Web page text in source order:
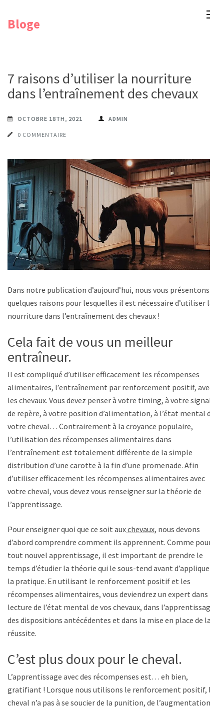
Bloge
7 raisons d’utiliser la nourriture
dans l’entraînement des chevaux
OCTOBRE 18TH, 2021 ADMIN
0 COMMENTAIRE
Dans notre publication d’aujourd’hui, nous vous présentons
quelques raisons pour lesquelles il est nécessaire d’utiliser la
nourriture dans l’entraînement des chevaux !
Cela fait de vous un meilleur
entraîneur.
Il est compliqué d’utiliser efficacement les récompenses
alimentaires, l’entraînement par renforcement positif, avec
les chevaux. Vous devez penser à votre timing, à votre signal
de repère, à votre position d’alimentation, à l’état mental de
votre cheval… Contrairement à la croyance populaire,
l’utilisation des récompenses alimentaires dans
l’entraînement est totalement différente de la simple
distribution d’une carotte à la fin d’une promenade. Afin
d’utiliser efficacement les récompenses alimentaires avec
votre cheval, vous devez vous renseigner sur la théorie de
l’apprentissage.
Pour enseigner quoi que ce soit auxchevaux, nous devons
d’abord comprendre comment ils apprennent. Comme pour
tout nouvel apprentissage, il est important de prendre le
temps d’étudier la théorie qui le sous-tend avant d’appliquer
la pratique. En utilisant le renforcement positif et les
récompenses alimentaires, vous deviendrez un expert dans la
lecture de l’état mental de vos chevaux, dans l’apprentissage
des dispositions antécédentes et dans la mise en place de la
réussite.
C’est plus doux pour le cheval.
L’apprentissage avec des récompenses est… eh bien,
gratifiant ! Lorsque nous utilisons le renforcement positif, le
cheval n’a pas à se soucier de la punition, de l’augmentation